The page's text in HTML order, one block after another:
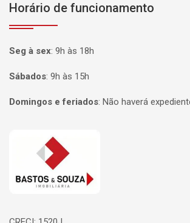
Horário de funcionamento
Seg à sex: 9h às 18h
Sábados: 9h às 15h
Domingos e feriados: Não haverá
Página inicial